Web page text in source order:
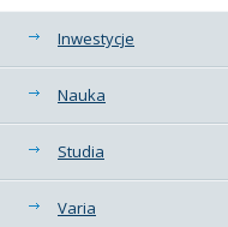
Kategorie
Inwestycje
Nauka
Studia
Varia